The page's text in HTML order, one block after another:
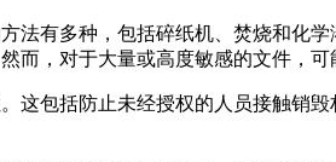
法有多种，包括碎纸机、焚烧和化
而，对于大量或高度敏感的文件，
这包括防止未经授权的人员接触销